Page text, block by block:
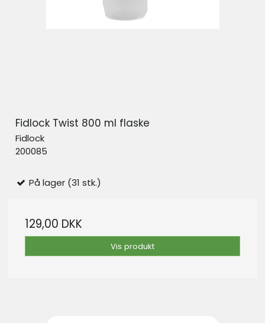
Fidlock Twist 800 ml flaske
Fidlock
200085
På lager (31 stk.)
129,00 DKK
Vis produkt